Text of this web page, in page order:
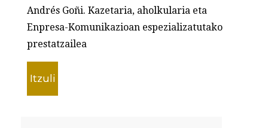
Andrés Goñi. Kazetaria, aholkularia eta
Enpresa-Komunikazioan espezializatutako
prestatzailea
Itzuli